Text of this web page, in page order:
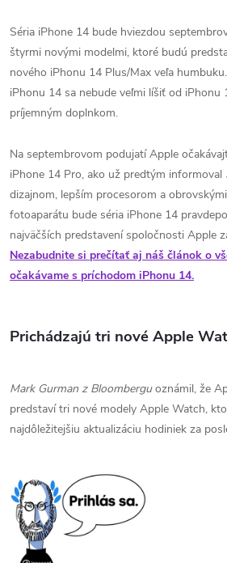
Séria iPhone 14 bude hviezdou
štyrmi novými modelmi, ktoré budú
nového iPhonu 14 Plus/Max veľa humbuku.
iPhonu 14 sa nebude veľmi líšiť od iPhonu
príjemným doplnkom.
Na septembrovom podujatí Apple
iPhone 14 Pro, ako už predtým informoval
dizajnom, lepším procesorom a
fotoaparátu bude séria iPhone 14
najväčších predstavení spoločnosti Apple
Nezabudnite si prečítať aj náš článok o
očakávame s príchodom iPhonu 14.
Prichádzajú tri nové Apple
Mark Gurman z Bloombergu oznámil, že
predstaví tri nové modely Apple Watch,
najdôležitejšiu aktualizáciu hodiniek za